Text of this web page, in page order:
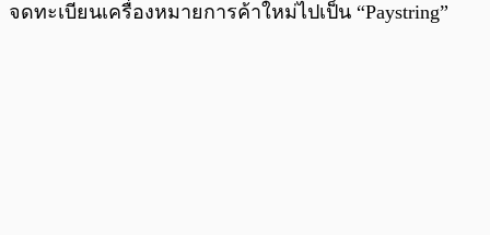
จดทะเบียนเครื่องหมายการค้าใหม่ไปเป็น “Paystring”